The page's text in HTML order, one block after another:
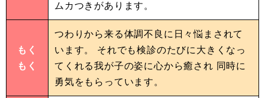
ムカつきがあります。
もく
もく
つわりから来る体調不良に日々悩まされて
います。 それでも検診のたびに大きくなっ
てくれる我が子の姿に心から癒され 同時に
勇気をもらっています。